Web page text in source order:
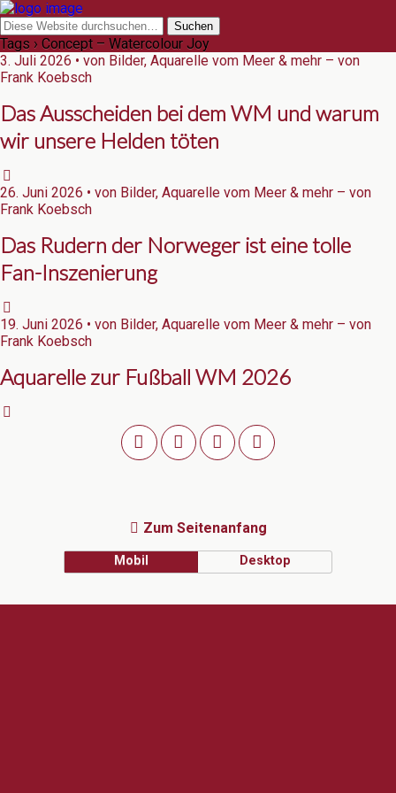
Tags › Concept – Watercolour Joy
3. Juli 2026 • von Bilder, Aquarelle vom Meer & mehr – von
Frank Koebsch
Das Ausscheiden bei dem WM und warum
wir unsere Helden töten
26. Juni 2026 • von Bilder, Aquarelle vom Meer & mehr – von
Frank Koebsch
Das Rudern der Norweger ist eine tolle
Fan-Inszenierung
19. Juni 2026 • von Bilder, Aquarelle vom Meer & mehr – von
Frank Koebsch
Aquarelle zur Fußball WM 2026
Zum Seitenanfang
Mobil Desktop